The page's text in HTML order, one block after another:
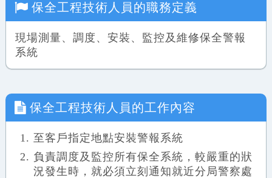
保全工程技術人員 的職務定義
現場測量、調度、安裝、監控及維修保全警報
系統
保全工程技術人員 的工作內容
至客戶指定地點安裝警報系統
負責調度及監控所有保全系統，較嚴重的狀
況發生時，就必須立刻通知就近分局警察處